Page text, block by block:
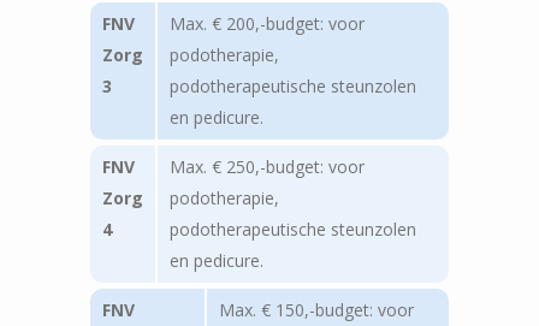
FNV
Zorg
3
Max. € 200,-budget: voor
podotherapie,
podotherapeutische steunzolen
en pedicure.
FNV
Zorg
4
Max. € 250,-budget: voor
podotherapie,
podotherapeutische steunzolen
en pedicure.
FNV
Max. € 150,-budget: voor